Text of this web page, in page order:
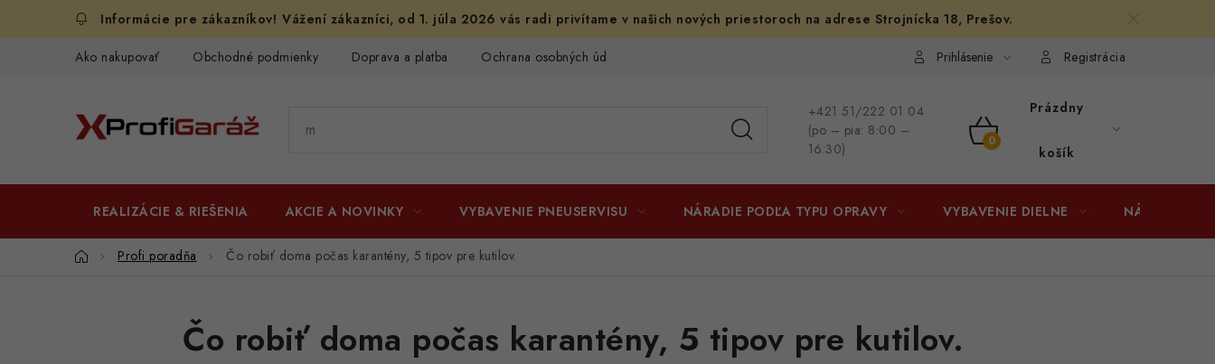
Vážení zákazníci, od 1. júla 2026 vás radi privítame v našich nových priestoroch na adrese Strojnícka 18, Prešov.
Ako nakupovať Obchodné podmienky Doprava a platba Ochrana osobných údajov Osobné vyzdvihnutie v Prešove Ako funguje Packeta?
Prihlásenie Registrácia
+421 51/222 01 04
(po – pia: 8:00 –
16:30)
NÁKUPNÝ
Prázdny
košík
REALIZÁCIE & RIEŠENIA AKCIE A NOVINKY VYBAVENIE PNEUSERVISU NÁRADIE PODĽA TYPU OPRAVY VYBAVENIE DIELNE NÁRADIE
DomovProfi poradňa Čo robiť doma počas karantény, 5 tipov pre kutilov.
Čo robiť doma počas karantény, 5 tipov pre kutilov.